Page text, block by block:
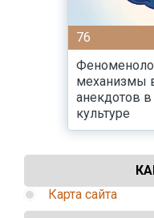
76
механизмы
анекдотов
культуре
Карта сайта